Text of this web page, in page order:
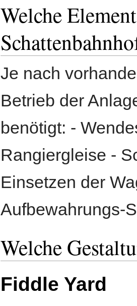
Welche
Je nach
Betrieb der
benötigt: -
Rangiergleise -
Einsetzen der
Aufbewahrungs-
Welche
Fiddle Yard